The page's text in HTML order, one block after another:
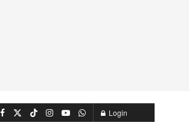
Login